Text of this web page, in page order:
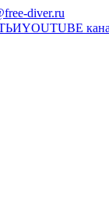
diver.ru
YOUTUBE